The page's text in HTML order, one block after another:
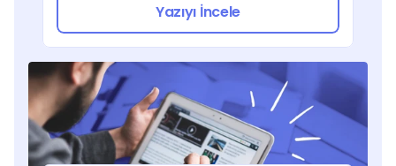
Yazıyı İncele